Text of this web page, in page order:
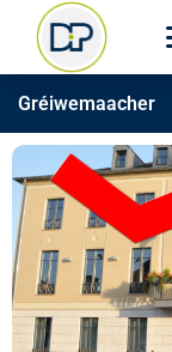
Gréiwemaacher